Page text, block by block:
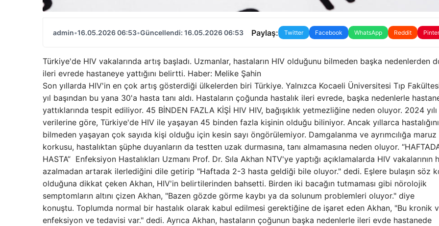
admin•16.05.2026 06:53•Güncellendi: 16.05.2026 06:53 Paylaş: Twitter Facebook WhatsApp Reddit
Türkiye'de HIV vakalarında artış başladı. Uzmanlar, hastaların HIV olduğunu bilmeden başka nedenlerden
ileri evrede hastaneye yattığını belirtti. Haber: Melike Şahin
Son yıllarda HIV'in en çok artış gösterdiği ülkelerden biri Türkiye. Yalnızca Kocaeli Üniversitesi Tıp
yıl başından bu yana 30'a hasta tanı aldı. Hastaların çoğunda hastalık ileri evrede, başka nedenlerle
yattıklarında tespit ediliyor. 45 BİNDEN FAZLA KİŞİ HIV HIV, bağışıklık yetmezliğine neden oluyor. 2024 yılı
verilerine göre, Türkiye'de HIV ile yaşayan 45 binden fazla kişinin olduğu biliniyor. Ancak yıllarca hastalığını
bilmeden yaşayan çok sayıda kişi olduğu için kesin sayı öngörülemiyor. Damgalanma ve ayrımcılığa maruz
korkusu, hastalıktan şüphe duyanların da testten uzak durmasına, tanı almamasına neden oluyor.
HASTA” Enfeksiyon Hastalıkları Uzmanı Prof. Dr. Sıla Akhan NTV'ye yaptığı açıklamalarda HIV vakalarının
azalmadan artarak ilerlediğini dile getirip "Haftada 2-3 hasta geldiği bile oluyor." dedi. Eşlere bulaşın söz
olduğuna dikkat çeken Akhan, HIV'in belirtilerinden bahsetti. Birden iki bacağın tutmaması gibi nörolojik
semptomların altını çizen Akhan, "Bazen gözde görme kaybı ya da solunum problemleri oluyor." diye
konuştu. Toplumda normal bir hastalık olarak kabul edilmesi gerektiğine de işaret eden Akhan, "Bu kronik
enfeksiyon ve tedavisi var." dedi. Ayrıca Akhan, hastaların çoğunun başka nedenlerle ileri evde hastanede